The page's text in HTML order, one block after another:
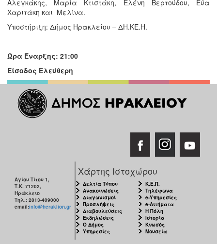
Αλεγκάκης, Μαρία Κτιστάκη, Ελένη Βερτούδου, Εύα
Χαριτάκη και Μελίνα.
Υποστήριξη: Δήμος Ηρακλείου – ΔΗ.ΚΕ.Η.
Ώρα Έναρξης: 21:00
Είσοδος Ελεύθερη
Αγίου Τίτου 1,
Τ.Κ. 71202,
Ηράκλειο
Τηλ.: 2813-409000
email:info@heraklion.gr
Χάρτης Ιστοχώρου
Δελτία Τύπου
Ανακοινώσεις
Διαγωνισμοί
Προσλήψεις
Διαβουλεύσεις
Εκδηλώσεις
Ο Δήμος
Υπηρεσίες
Κ.Ε.Π.
Τηλέφωνα
e-Υπηρεσίες
e-Αιτήματα
Η Πόλη
Ιστορία
Κνωσός
Μουσεία